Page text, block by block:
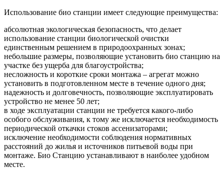
Использование био станции имеет следующие преимущества:
абсолютная экологическая безопасность, что делает
использование станции биологической очистки
единственным решением в природоохранных зонах;
небольшие размеры, позволяющие установить био станцию на
участке без ущерба для благоустройства;
несложность и короткие сроки монтажа – агрегат можно
установить в подготовленном месте в течение одного дня;
надежность и долговечность, позволяющие эксплуатировать
устройство не менее 50 лет;
в ходе эксплуатации станции не требуется какого-либо
особого обслуживания, к тому же исключается необходимость
периодической откачки стоков ассенизаторами;
исключение необходимости соблюдения нормативных
расстояний до жилья и источников питьевой воды при
монтаже. Био Станцию устанавливают в наиболее удобном
месте.